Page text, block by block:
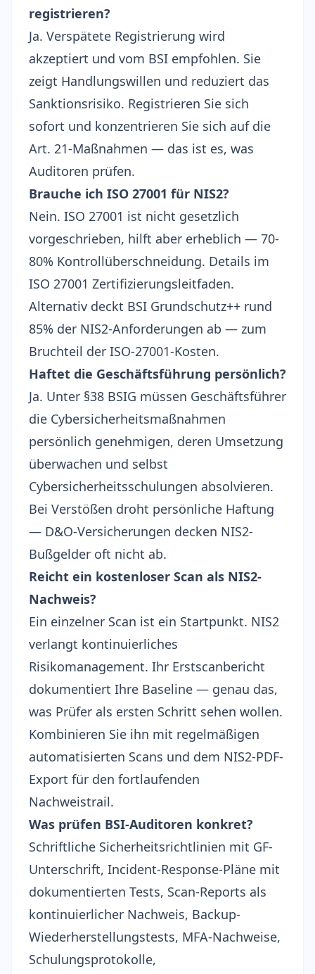
registrieren?
Ja. Verspätete Registrierung wird
akzeptiert und vom BSI empfohlen. Sie
zeigt Handlungswillen und reduziert das
Sanktionsrisiko. Registrieren Sie sich
sofort und konzentrieren Sie sich auf die
Art. 21-Maßnahmen — das ist es, was
Auditoren prüfen.
Brauche ich ISO 27001 für NIS2?
Nein. ISO 27001 ist nicht gesetzlich
vorgeschrieben, hilft aber erheblich — 70-
80% Kontrollüberschneidung. Details im
ISO 27001 Zertifizierungsleitfaden.
Alternativ deckt BSI Grundschutz++ rund
85% der NIS2-Anforderungen ab — zum
Bruchteil der ISO-27001-Kosten.
Haftet die Geschäftsführung persönlich?
Ja. Unter §38 BSIG müssen Geschäftsführer
die Cybersicherheitsmaßnahmen
persönlich genehmigen, deren Umsetzung
überwachen und selbst
Cybersicherheitsschulungen absolvieren.
Bei Verstößen droht persönliche Haftung
— D&O-Versicherungen decken NIS2-
Bußgelder oft nicht ab.
Reicht ein kostenloser Scan als NIS2-
Nachweis?
Ein einzelner Scan ist ein Startpunkt. NIS2
verlangt kontinuierliches
Risikomanagement. Ihr Erstscanbericht
dokumentiert Ihre Baseline — genau das,
was Prüfer als ersten Schritt sehen wollen.
Kombinieren Sie ihn mit regelmäßigen
automatisierten Scans und dem NIS2-PDF-
Export für den fortlaufenden
Nachweistrail.
Was prüfen BSI-Auditoren konkret?
Schriftliche Sicherheitsrichtlinien mit GF-
Unterschrift, Incident-Response-Pläne mit
dokumentierten Tests, Scan-Reports als
kontinuierlicher Nachweis, Backup-
Wiederherstellungstests, MFA-Nachweise,
Schulungsprotokolle,